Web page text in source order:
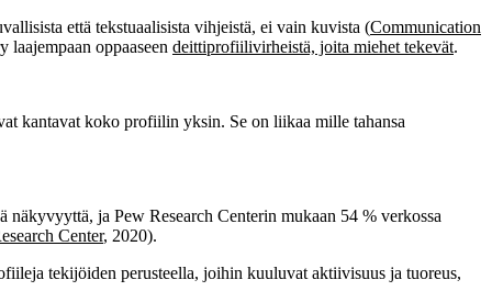
että tekstuaalisista vihjeistä, ei vain kuvista (Communication
oppaaseen deittiprofiilivirheistä, joita miehet tekevät.
kantavat koko profiilin yksin. Se on liikaa mille tahansa
ja Pew Research Centerin mukaan 54 % verkossa
Center, 2020).
tekijöiden perusteella, joihin kuuluvat aktiivisuus ja tuoreus,